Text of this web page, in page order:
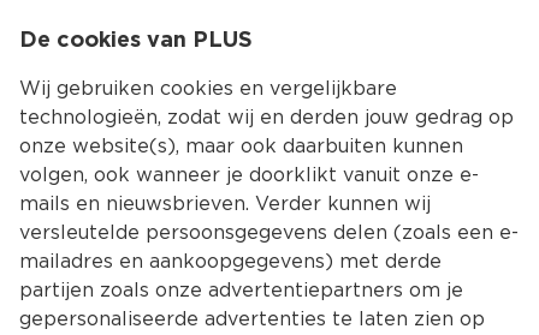
Kies jouw
De cookies van PLUS
Wij gebruiken cookies en vergelijkbare
technologieën, zodat wij en derden jouw gedrag op
onze website(s), maar ook daarbuiten kunnen
volgen, ook wanneer je doorklikt vanuit onze e-
mails en nieuwsbrieven. Verder kunnen wij
versleutelde persoonsgegevens delen (zoals een e-
mailadres en aankoopgegevens) met derde
partijen zoals onze advertentiepartners om je
gepersonaliseerde advertenties te laten zien op